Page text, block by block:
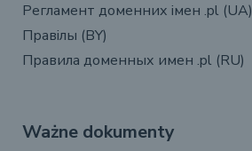
Регламент доменних імен .pl (UA)
Правілы (BY)
Правила доменных имен .pl (RU)
Ważne dokumenty